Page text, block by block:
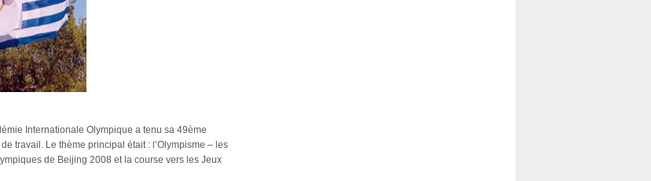
Internationale Olympique a tenu sa 49ème
travail. Le thème principal était : l’Olympisme – les
de Beijing 2008 et la course vers les Jeux